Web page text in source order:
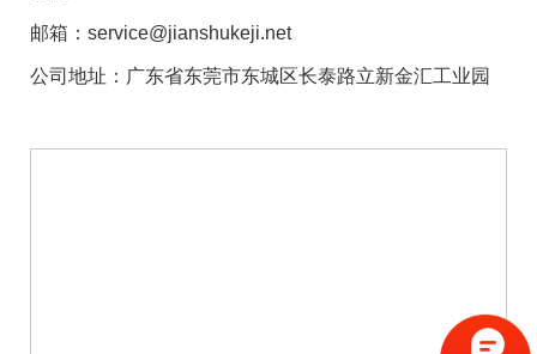
邮箱：service@jianshukeji.net
公司地址：广东省东莞市东城区长泰路立新金汇工业园